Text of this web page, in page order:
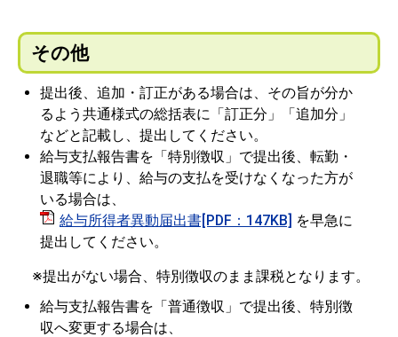
その他
提出後、追加・訂正がある場合は、その旨が分か
るよう共通様式の総括表に「訂正分」「追加分」
などと記載し、提出してください。
給与支払報告書を「特別徴収」で提出後、転勤・
退職等により、給与の支払を受けなくなった方が
いる場合は、
給与所得者異動届出書[PDF：147KB] を早急に
提出してください。
※提出がない場合、特別徴収のまま課税となります。
給与支払報告書を「普通徴収」で提出後、特別徴
収へ変更する場合は、